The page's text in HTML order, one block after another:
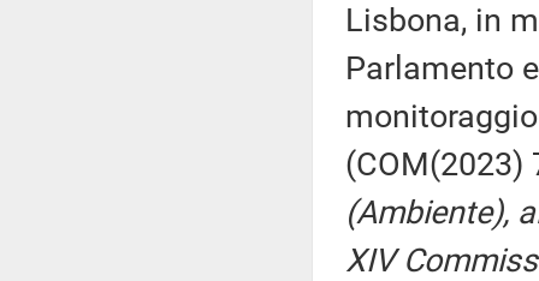
Lisbona, in
Parlamento
(Ambiente),
XIV